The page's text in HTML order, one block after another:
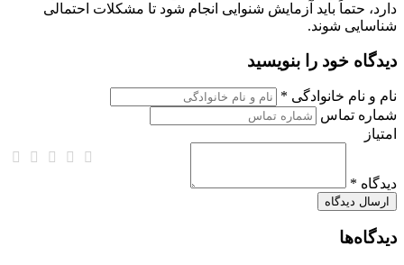
دارد، حتماً باید آزمایش شنوایی انجام شود تا مشکلات احتمالی
شناسایی شوند.
دیدگاه خود را بنویسید
نام و نام خانوادگی *
شماره تماس
امتیاز
دیدگاه *
دیدگاه‌ها